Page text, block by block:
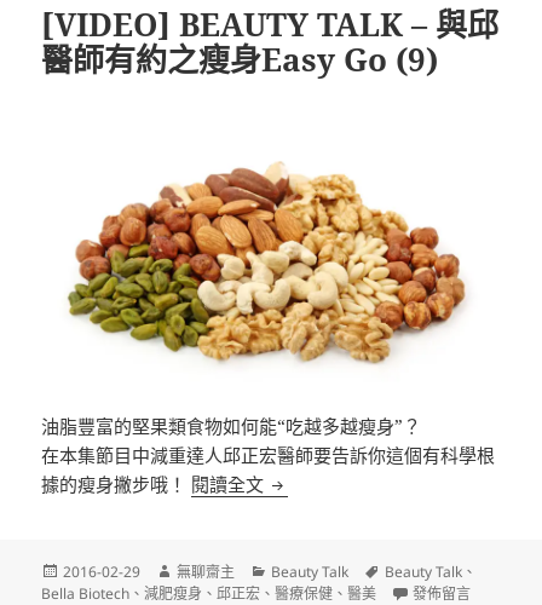
[VIDEO] BEAUTY TALK – 與邱
醫師有約之瘦身Easy Go (9)
油脂豐富的堅果類食物如何能“吃越多越瘦身”？
在本集節目中減重達人邱正宏醫師要告訴你這個有科學根
據的瘦身撇步哦！ 閱讀全文 [VIDEO] BEAUTY TALK – 與邱
發
佈
2016-02-29
作
者
無聊齋主
分
類
Beauty Talk
標
籤
Beauty Talk 、
Bella Biotech 、減肥瘦身 、邱正宏 、醫療保健 、醫美 在〈[VIDEO]
發佈留言